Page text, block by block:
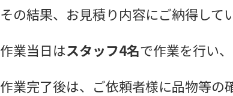
その結果、お見積り内容にご納得して
作業当日はスタッフ4名で作業を行い、
作業完了後は、ご依頼者様に品物等の